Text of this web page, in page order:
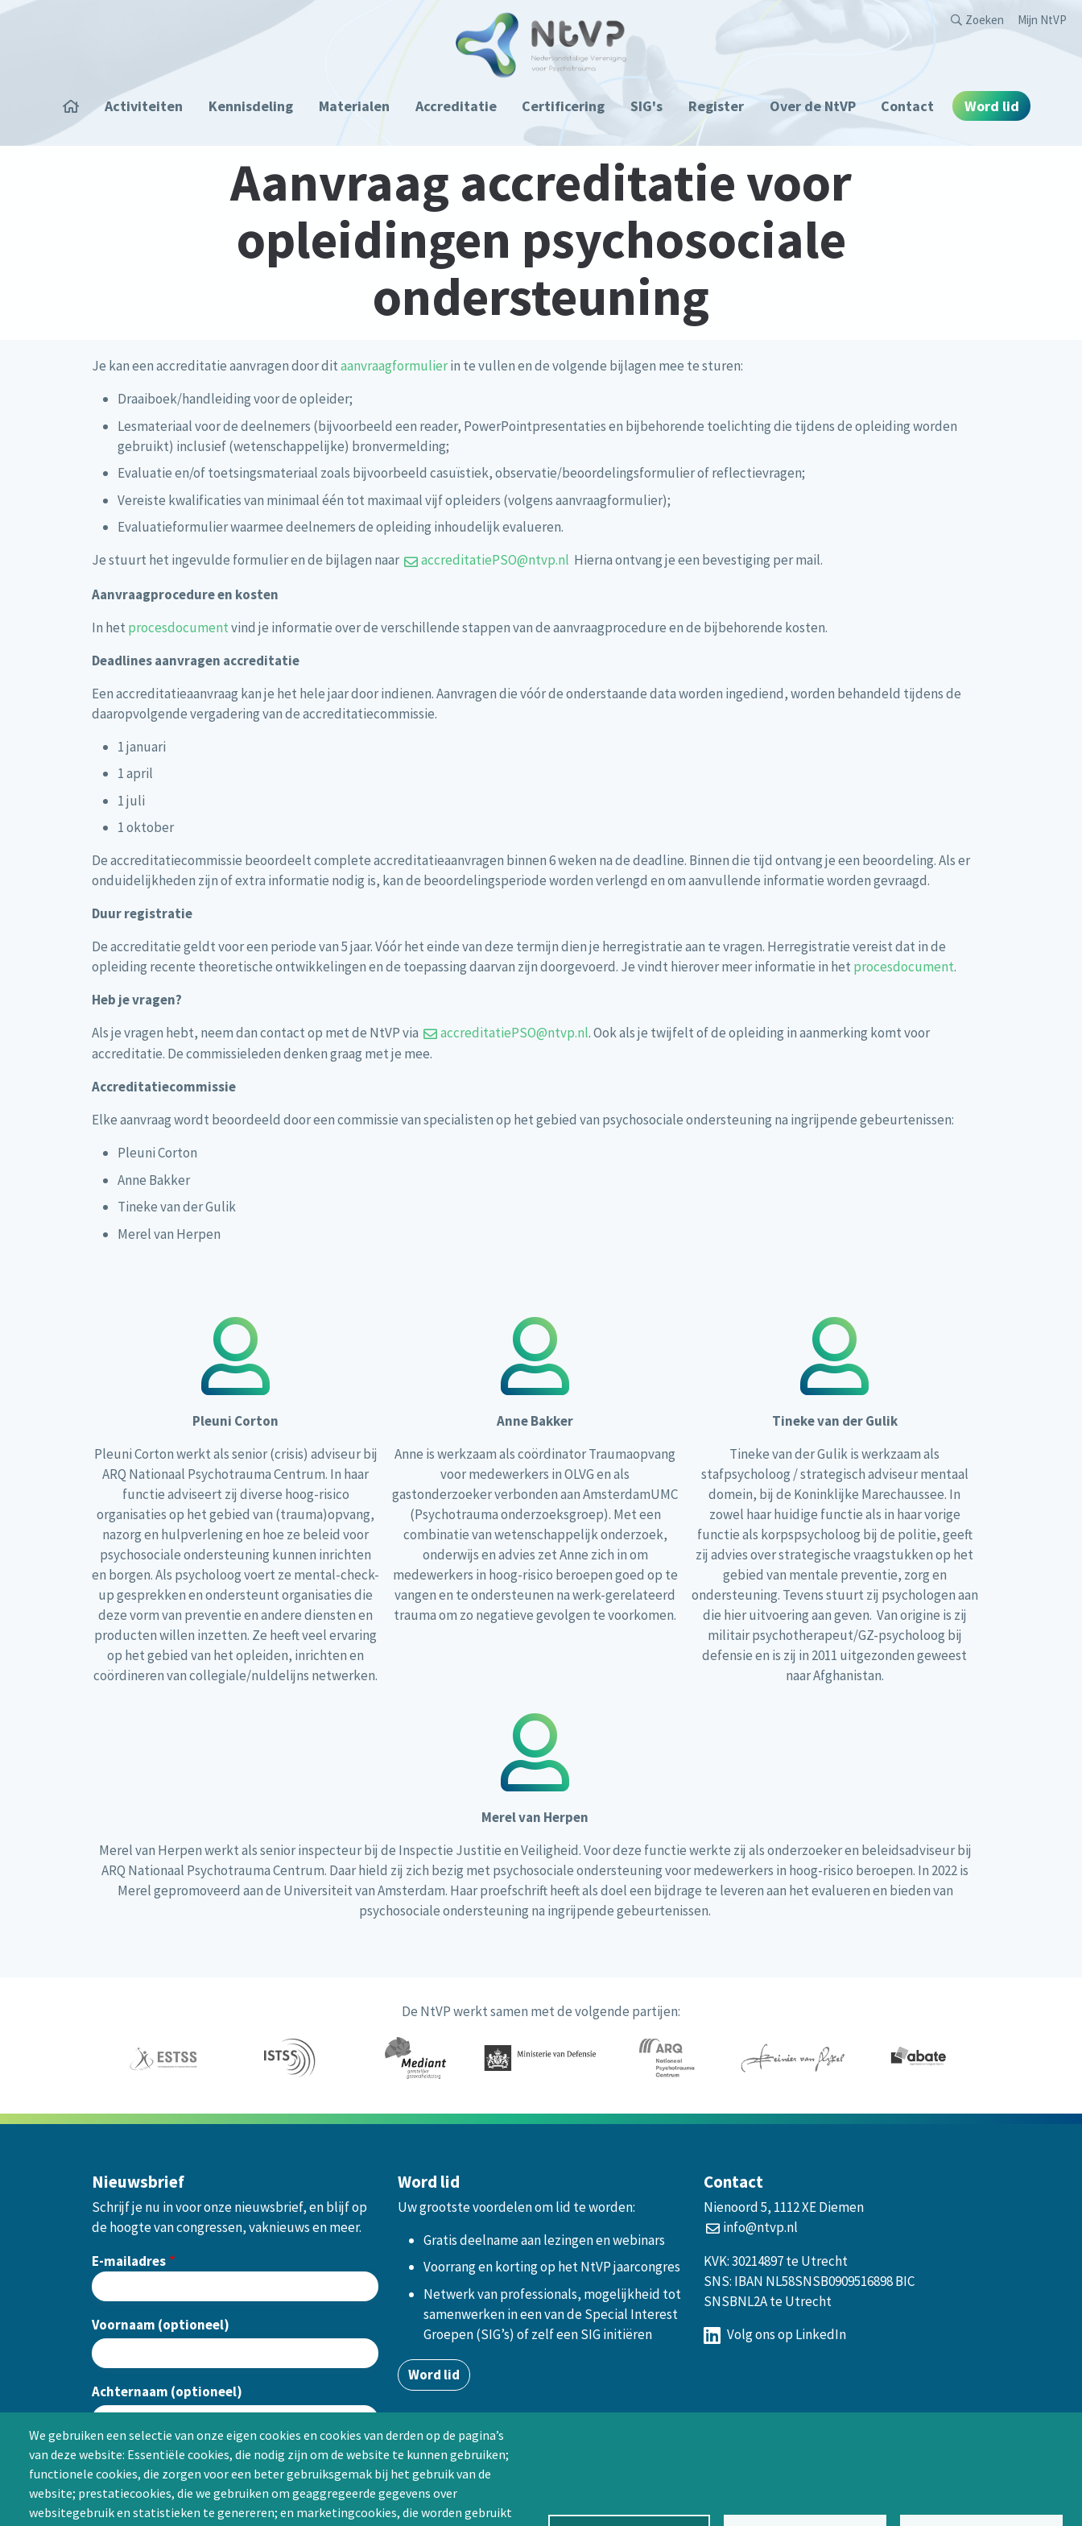
Home Activiteiten Kennisdeling Materialen Accreditatie Certificering SIG's Register Over de NtVP Contact Word lid
Zoeken Mijn NtVP
Aanvraag accreditatie voor
opleidingen psychosociale
ondersteuning
We gebruiken een selectie van onze eigen cookies en cookies van derden op de pagina’s
van deze website: Essentiële cookies, die nodig zijn om de website te kunnen gebruiken;
functionele cookies, die zorgen voor een beter gebruiksgemak bij het gebruik van de
website; prestatiecookies, die we gebruiken om geaggregeerde gegevens over
websitegebruik en statistieken te genereren; en marketingcookies, die worden gebruikt
Je kan een accreditatie aanvragen door ditaanvraagformulierin te vullen en de volgende bijlagen mee te sturen:
Draaiboek/handleiding voor de opleider;
Lesmateriaal voor de deelnemers (bijvoorbeeld een reader, PowerPointpresentaties en bijbehorende toelichting die tijdens de opleiding worden
gebruikt) inclusief (wetenschappelijke) bronvermelding;
Evaluatie en/of toetsingsmateriaal zoals bijvoorbeeld casuïstiek, observatie/beoordelingsformulier of reflectievragen;
Vereiste kwalificaties van minimaal één tot maximaal vijf opleiders (volgens aanvraagformulier);
Evaluatieformulier waarmee deelnemers de opleiding inhoudelijk evalueren.
Je stuurt het ingevulde formulier en de bijlagen naar
accreditatiePSO@ntvp.nl Hierna ontvang je een bevestiging per mail.
Aanvraagprocedure en kosten
In het procesdocumentvind je informatie over de verschillende stappen van de aanvraagprocedure en de bijbehorende kosten.
Deadlines aanvragen accreditatie
Een accreditatieaanvraag kan je het hele jaar door indienen. Aanvragen die vóór de onderstaande data worden ingediend, worden behandeld tijdens de
daaropvolgende vergadering van de accreditatiecommissie.
1 januari
1 april
1 juli
1 oktober
De accreditatiecommissie beoordeelt complete accreditatieaanvragen binnen 6 weken na de deadline. Binnen die tijd ontvang je een beoordeling. Als er
onduidelijkheden zijn of extra informatie nodig is, kan de beoordelingsperiode worden verlengd en om aanvullende informatie worden gevraagd.
Duur registratie
De accreditatie geldt voor een periode van 5 jaar. Vóór het einde van deze termijn dien je herregistratie aan te vragen. Herregistratie vereist dat in de
opleiding recente theoretische ontwikkelingen en de toepassing daarvan zijn doorgevoerd. Je vindt hierover meer informatie in het procesdocument.
Heb je vragen?
Als je vragen hebt, neem dan contact op met de NtVP via
accreditatiePSO@ntvp.nl. Ook als je twijfelt of de opleiding in aanmerking komt voor
accreditatie. De commissieleden denken graag met je mee.
Accreditatiecommissie
Elke aanvraag wordt beoordeeld door een commissie van specialisten op het gebied van psychosociale ondersteuning na ingrijpende gebeurtenissen:
Pleuni Corton
Anne Bakker
Tineke van der Gulik
Merel van Herpen
Pleuni Corton
Pleuni Corton werkt als senior (crisis) adviseur bij
ARQ Nationaal Psychotrauma Centrum. In haar
functie adviseert zij diverse hoog-risico
organisaties op het gebied van (trauma)opvang,
nazorg en hulpverlening en hoe ze beleid voor
psychosociale ondersteuning kunnen inrichten
en borgen. Als psycholoog voert ze mental-check-
up gesprekken en ondersteunt organisaties die
deze vorm van preventie en andere diensten en
producten willen inzetten. Ze heeft veel ervaring
op het gebied van het opleiden, inrichten en
coördineren van collegiale/nuldelijns netwerken.
Anne Bakker
Anne is werkzaam als coördinator Traumaopvang
voor medewerkers in OLVG en als
gastonderzoeker verbonden aan AmsterdamUMC
(Psychotrauma onderzoeksgroep). Met een
combinatie van wetenschappelijk onderzoek,
onderwijs en advies zet Anne zich in om
medewerkers in hoog-risico beroepen goed op te
vangen en te ondersteunen na werk-gerelateerd
trauma om zo negatieve gevolgen te voorkomen.
Tineke van der Gulik
Tineke van der Gulik is werkzaam als
stafpsycholoog / strategisch adviseur mentaal
domein, bij de Koninklijke Marechaussee. In
zowel haar huidige functie als in haar vorige
functie als korpspsycholoog bij de politie, geeft
zij advies over strategische vraagstukken op het
gebied van mentale preventie, zorg en
ondersteuning. Tevens stuurt zij psychologen aan
die hier uitvoering aan geven. Van origine is zij
militair psychotherapeut/GZ-psycholoog bij
defensie en is zij in 2011 uitgezonden geweest
naar Afghanistan.
Merel van Herpen
Merel van Herpen werkt als senior inspecteur bij de Inspectie Justitie en Veiligheid. Voor deze functie werkte zij als onderzoeker en beleidsadviseur bij
ARQ Nationaal Psychotrauma Centrum. Daar hield zij zich bezig met psychosociale ondersteuning voor medewerkers in hoog-risico beroepen. In 2022 is
Merel gepromoveerd aan de Universiteit van Amsterdam. Haar proefschrift heeft als doel een bijdrage te leveren aan het evalueren en bieden van
psychosociale ondersteuning na ingrijpende gebeurtenissen.
De NtVP werkt samen met de volgende partijen:
Nieuwsbrief
Schrijf je nu in voor onze nieuwsbrief, en blijf op
de hoogte van congressen, vaknieuws en meer.
E-mailadres
Voornaam (optioneel)
Achternaam (optioneel)
CAPTCHA
Word lid
Uw grootste voordelen om lid te worden:
Gratis deelname aan lezingen en webinars
Voorrang en korting op het NtVP jaarcongres
Netwerk van professionals, mogelijkheid tot
samenwerken in een van de Special Interest
Groepen (SIG’s) of zelf een SIG initiëren
Word lid
Contact
Nienoord 5, 1112 XE Diemen
info@ntvp.nl
KVK: 30214897 te Utrecht
SNS: IBAN NL58SNSB0909516898 BIC
SNSBNL2A te Utrecht
Volg ons op LinkedIn